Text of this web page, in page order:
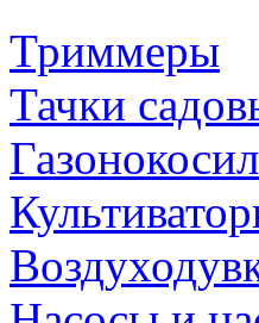
Триммеры
Тачки